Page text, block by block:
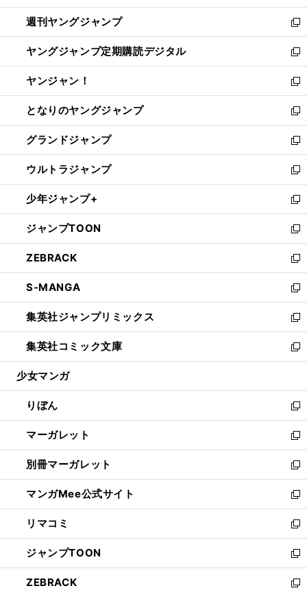
開
く
ウ
で
開
く
ン
ド
ウ
で
開
く
ウ
ィ
ン
ド
ウ
で
開
く
週刊ヤングジャンプ
新
し
い
ウ
ィ
ン
ド
ウ
で
開
く
ヤングジャンプ定期購読デジタル
新
し
い
ウ
ィ
ン
ド
ウ
で
開
く
ヤンジャン！
新
し
い
ウ
ィ
ン
ド
ウ
で
開
く
となりのヤングジャンプ
新
し
い
ウ
ィ
ン
ド
ウ
で
開
く
グランドジャンプ
新
し
い
ウ
ィ
ン
ド
ウ
で
開
く
ウルトラジャンプ
新
し
い
ウ
ィ
ン
ド
ウ
で
開
く
少年ジャンプ+
新
し
い
ウ
ィ
ン
ド
ウ
で
開
く
ジャンプTOON
新
し
い
ウ
ィ
ン
ド
ウ
で
開
ZEBRACK
新
し
い
ウ
ィ
ン
ド
ウ
開
く
S-MANGA
新
し
い
ウ
ィ
ン
ウ
で
開
く
集英社ジャンプリミックス
新
し
い
ウ
ン
ド
ウ
で
開
く
集英社コミック文庫
新
し
ウ
ィ
ン
ド
ウ
で
開
く
少女マンガ
りぼん
新
し
い
ウ
ィ
ン
ド
ウ
で
開
く
マーガレット
新
し
い
ウ
ィ
ン
ド
ウ
で
開
く
別冊マーガレット
新
し
い
ウ
ィ
ン
ド
ウ
で
マンガMee公式サイト
新
し
い
ウ
ィ
ン
ド
リマコミ
新
し
い
ウ
ィ
ジャンプTOON
新
し
い
ZEBRACK
新